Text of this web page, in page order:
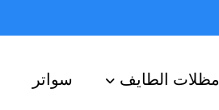
مظلات الطايف سواتر